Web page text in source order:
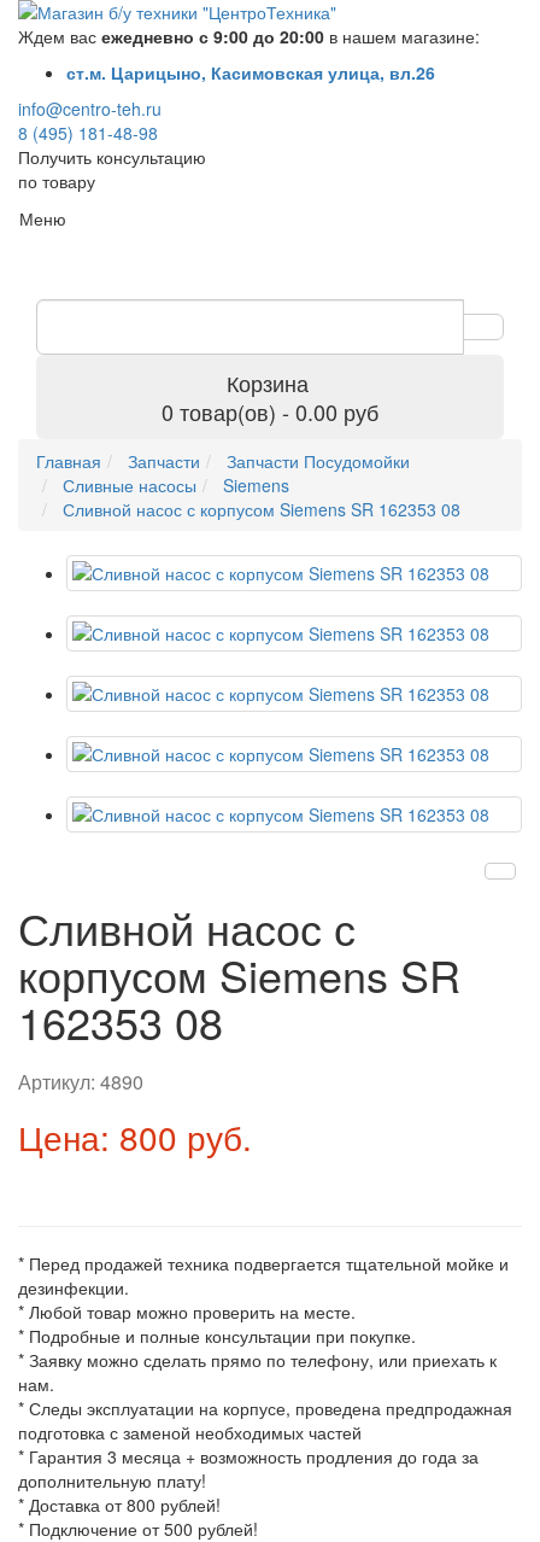
Ждем вас ежедневно с 9:00 до 20:00 в нашем магазине:
ст.м. Царицыно, Касимовская улица, вл.26
info@centro-teh.ru
8 (495) 181-48-98
Получить консультацию
по товару
Меню
Корзина
0 товар(ов) - 0.00 руб
Главная Запчасти
Запчасти Посудомойки
Сливные насосы
Siemens
Сливной насос с корпусом Siemens SR 162353 08
Сливной насос с
корпусом Siemens SR
162353 08
Артикул: 4890
Цена: 800 руб.
* Перед продажей техника подвергается тщательной мойке и
дезинфекции.
* Любой товар можно проверить на месте.
* Подробные и полные консультации при покупке.
* Заявку можно сделать прямо по телефону, или приехать к
нам.
* Следы эксплуатации на корпусе, проведена предпродажная
подготовка с заменой необходимых частей
* Гарантия 3 месяца + возможность продления до года за
дополнительную плату!
* Доставка от 800 рублей!
* Подключение от 500 рублей!